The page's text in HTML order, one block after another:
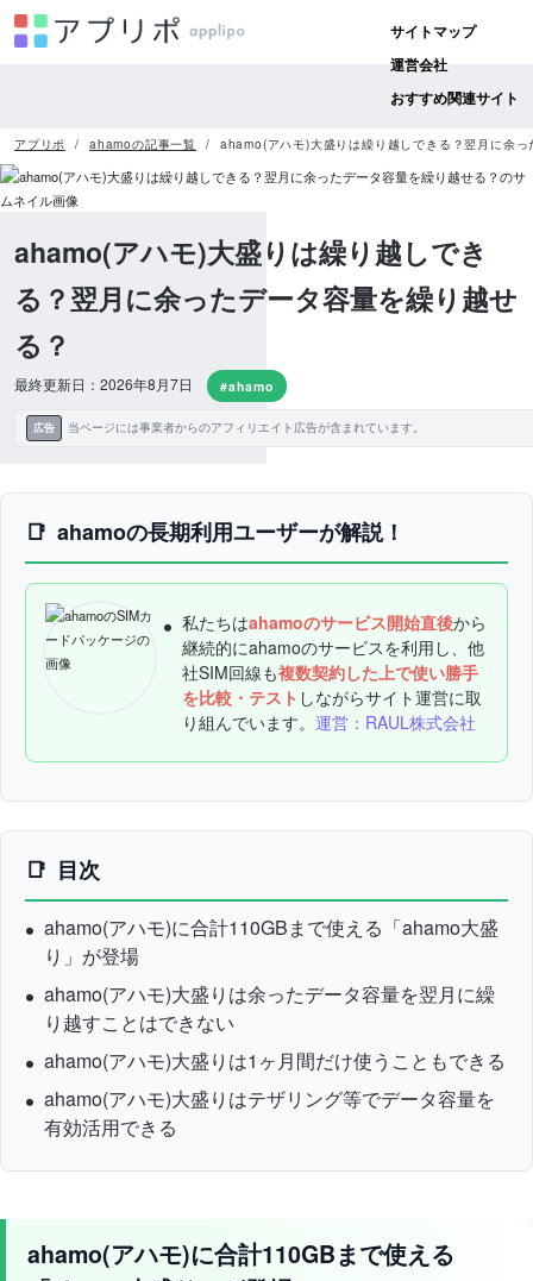
サイトマップ
運営会社
おすすめ関連サイト
アプリポ ahamoの記事一覧 ahamo(アハモ)大盛りは繰り越しできる？翌月に余
ahamo(アハモ)大盛りは繰り越しでき
る？翌月に余ったデータ容量を繰り越せ
る？
最終更新日：2026年8月7日 #ahamo
広告 当ページには事業者からのアフィリエイト広告が含まれています。
ahamoの長期利用ユーザーが解説！
私たちはahamoのサービス開始直後から
継続的にahamoのサービスを利用し、他
社SIM回線も複数契約した上で使い勝手
を比較・テスト しながらサイト運営に取
り組んでいます。 運営：RAUL株式会社
目次
ahamo(アハモ)に合計110GBまで使える「ahamo大盛
り」が登場
ahamo(アハモ)大盛りは余ったデータ容量を翌月に繰
り越すことはできない
ahamo(アハモ)大盛りは1ヶ月間だけ使うこともできる
ahamo(アハモ)大盛りはテザリング等でデータ容量を
有効活用できる
ahamo(アハモ)に合計110GBまで使える